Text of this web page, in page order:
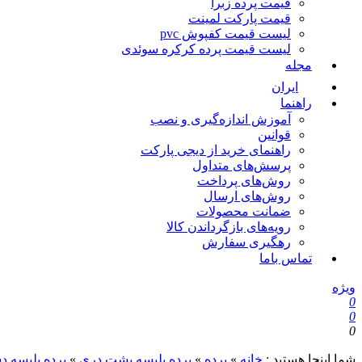
قیمت پرده زبرا
قیمت پارکت لمینت
لیست قیمت کفپوش pvc
لیست قیمت پرده کرکره سوئدی
مجله
ایران
راهنما
آموزش اندازه‌گیری و نصب
قوانین
راهنمای خرید از دیجی پارکت
پرسش‌های متداول
روش‌های پرداخت
روش‌های ارسال
ضمانت محصولات
رویه‌های بازگرداندن کالا
رهگیری سفارش
تماس باما
ویژه
0
0
0
شما اینجا هستید : خانه » پرده » پرده پلیسه پشت دری » پرده